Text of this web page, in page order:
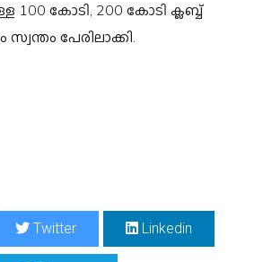
100 കോടി, 200 കോടി ക്ലബ്ബ്
പേരിലാക്കി.
Twitter Linkedin